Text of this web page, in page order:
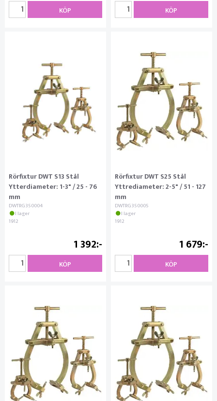
KÖP KÖP
Rörfixtur DWT S13 Stål
Ytterdiameter: 1-3" / 25 - 76
mm
DWTRG350004
I lager
1912
1 392
KÖP
Rörfixtur DWT S25 Stål
Yttrediameter: 2-5" / 51 - 127
mm
DWTRG350005
I lager
1912
1 679
KÖP